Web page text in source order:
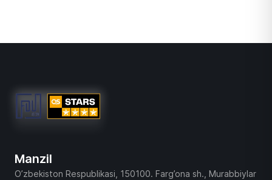
Manzil
O’zbekiston Respublikasi, 150100. Farg’ona sh., Murabbiylar